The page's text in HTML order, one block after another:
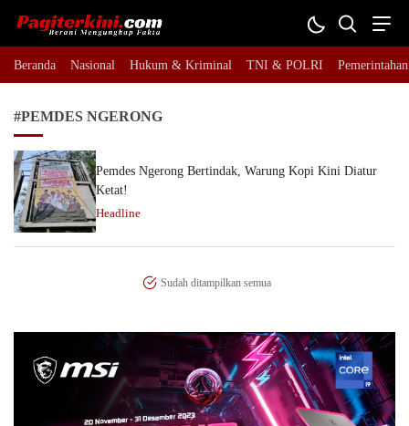
Pagiterkini.com
Berani Mengungkap Fakta
Beranda Nasional Hukum & Kriminal TNI & POLRI Pemerintahan
#PEMDES NGERONG
Pemdes Ngerong Bertindak, Warung Kopi Kini Diatur
Ketat!
Headline
Sudah ditampilkan semua